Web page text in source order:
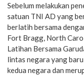
Sebelum melakukan
satuan TNI AD yang
berlatih bersama
Fort Bragg, North
Latihan Bersama
lintas negara yang
kedua negara dan